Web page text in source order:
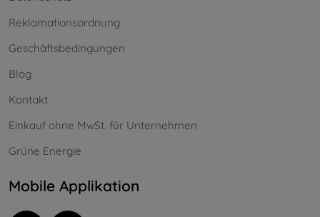
Reklamationsordnung
Geschäftsbedingungen
Blog
Kontakt
Einkauf ohne MwSt. für Unternehmen
Grüne Energie
Mobile Applikation